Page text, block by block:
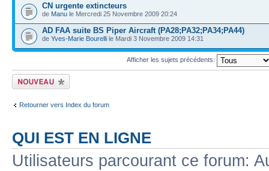
CN urgente extincteurs
de Manu le Mercredi 25 Novembre 2009 20:24
AD FAA suite BS Piper Aircraft (PA28;PA32;PA34;PA44)
de Yves-Marie Bourelli le Mardi 3 Novembre 2009 14:31
Afficher les sujets précédents:
Ecrire un nouveau
sujet
Retourner vers Index du forum
QUI EST EN LIGNE
Utilisateurs parcourant ce forum: